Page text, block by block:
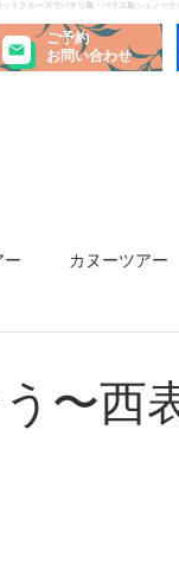
クルーズでパナリ島・バラス島シュノーケ
ご予約
お問い合わせ
ー カヌーツアー
〜西